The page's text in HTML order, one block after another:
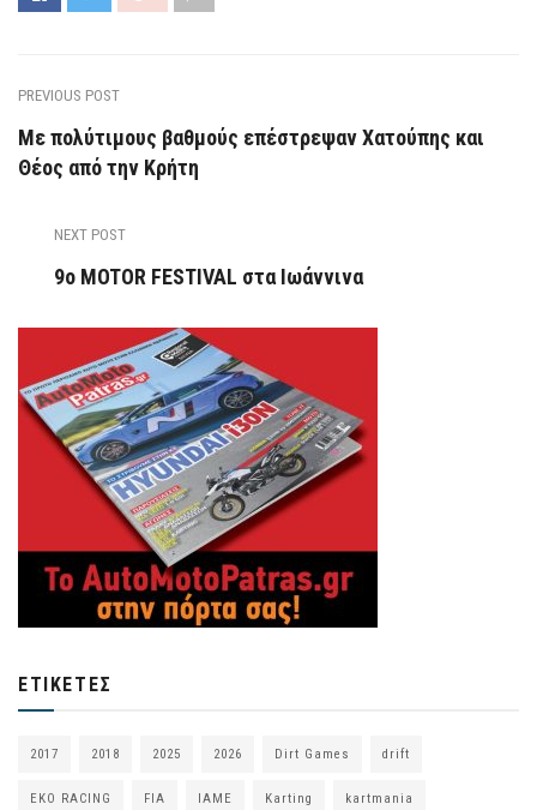
PREVIOUS POST
Με πολύτιμους βαθμούς επέστρεψαν Χατούπης και
Θέος από την Κρήτη
NEXT POST
9ο MOTOR FESTIVAL στα Ιωάννινα
ΕΤΙΚΈΤΕΣ
2017 2018 2025 2026 Dirt Games drift
EKO RACING FIA IAME Karting kartmania